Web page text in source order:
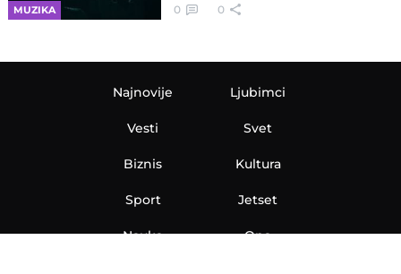
MUZIKA 0 0
Najnovije
Vesti
Biznis
Sport
Nauka
Ljubimci
Svet
Kultura
Jetset
Ona